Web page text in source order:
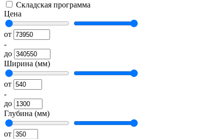
Складская программа
Цена
от
-
до
Ширина (мм)
от
-
до
Глубина (мм)
от